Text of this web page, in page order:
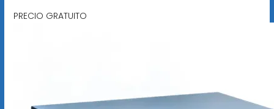
PRECIO GRATUITO